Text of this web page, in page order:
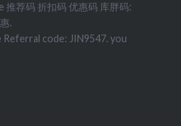
荐码 折扣码 优惠码 库胖码:
.
code: JIN9547. you